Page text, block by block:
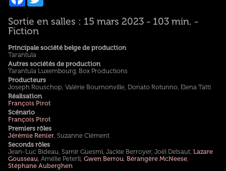
Sortie en salles : 15 mars 2023 - 103 min. -
Fiction
Principale société belge de production
Tarantula
Autres sociétés de production
Tarantula Luxembourg, Box Productions
Producteurs
Joseph Rouschop, Valérie Bournonville, Donato Rotunno, Elena Tatti
Réalisation
François Pirot
Scénario
François Pirot
Premiers rôles
Jérémie Renier, Suzanne Clément
Seconds rôles
Jean-Luc Bideau, Samir Guesmi, Jackie Berroyer, Joël Delsaut, Lazare
Gousseau, Amélie Peterli, Gwen Berrou, Bérangère McNeese,
Stéphane Auberghen